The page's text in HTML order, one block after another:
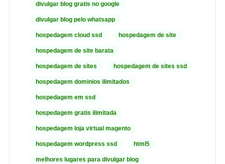
divulgar blog gratis no google
divulgar blog pelo whatsapp
hospedagem cloud ssd hospedagem de site
hospedagem de site barata
hospedagem de sites hospedagem de sites ssd
hospedagem dominios ilimitados
hospedagem em ssd
hospedagem gratis ilimitada
hospedagem loja virtual magento
hospedagem wordpress ssd html5
melhores lugares para divulgar blog